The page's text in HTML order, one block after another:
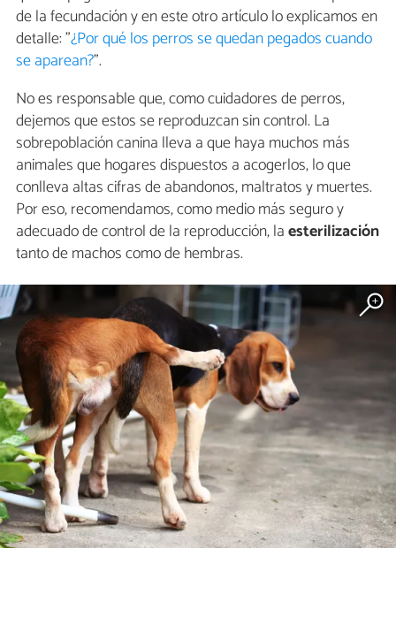
de la fecundación y en este otro artículo lo explicamos en
detalle: "¿Por qué los perros se quedan pegados cuando
se aparean?".
No es responsable que, como cuidadores de perros,
dejemos que estos se reproduzcan sin control. La
sobrepoblación canina lleva a que haya muchos más
animales que hogares dispuestos a acogerlos, lo que
conlleva altas cifras de abandonos, maltratos y muertes.
Por eso, recomendamos, como medio más seguro y
adecuado de control de la reproducción, laesterilización
tanto de machos como de hembras.